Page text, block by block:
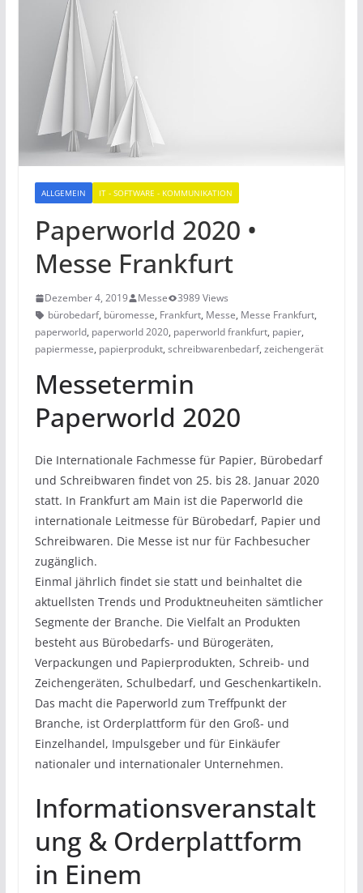
ALLGEMEIN IT - SOFTWARE - KOMMUNIKATION
Paperworld 2020 •
Messe Frankfurt
Dezember 4, 2019 Messe
3989 Views
bürobedarf, büromesse, Frankfurt, Messe, Messe Frankfurt,
paperworld, paperworld 2020, paperworld frankfurt, papier,
papiermesse, papierprodukt, schreibwarenbedarf, zeichengerät
Messetermin
Paperworld 2020
Die Internationale Fachmesse für Papier, Bürobedarf
und Schreibwaren findet von 25. bis 28. Januar 2020
statt. In Frankfurt am Main ist die Paperworld die
internationale Leitmesse für Bürobedarf, Papier und
Schreibwaren. Die Messe ist nur für Fachbesucher
zugänglich.
Einmal jährlich findet sie statt und beinhaltet die
aktuellsten Trends und Produktneuheiten sämtlicher
Segmente der Branche. Die Vielfalt an Produkten
besteht aus Bürobedarfs- und Bürogeräten,
Verpackungen und Papierprodukten, Schreib- und
Zeichengeräten, Schulbedarf, und Geschenkartikeln.
Das macht die Paperworld zum Treffpunkt der
Branche, ist Orderplattform für den Groß- und
Einzelhandel, Impulsgeber und für Einkäufer
nationaler und internationaler Unternehmen.
Informationsveranstalt
ung & Orderplattform
in Einem